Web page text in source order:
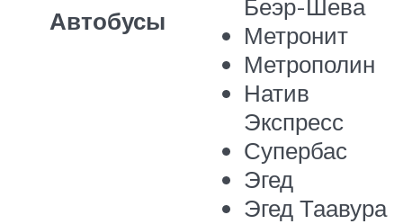
Автобусы
Беэр-Шева
Метронит
Метрополин
Натив
Экспресс
Супербас
Эгед
Эгед Таавура